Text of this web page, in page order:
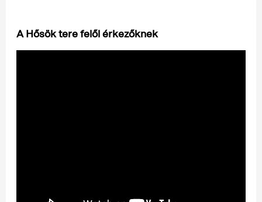
A Hősök tere felől érkezőknek